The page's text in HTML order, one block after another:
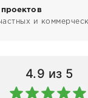
проектов
и
4.9 из 5